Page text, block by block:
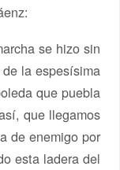
se hizo sin
la espesísima
que puebla
que llegamos
de enemigo por
esta ladera del